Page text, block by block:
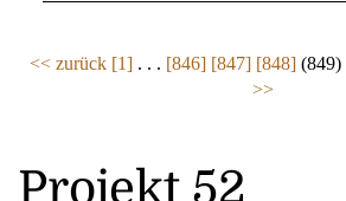
<< zurück [1] . . . [846] [847] [848] (849)
>>
Projekt 52